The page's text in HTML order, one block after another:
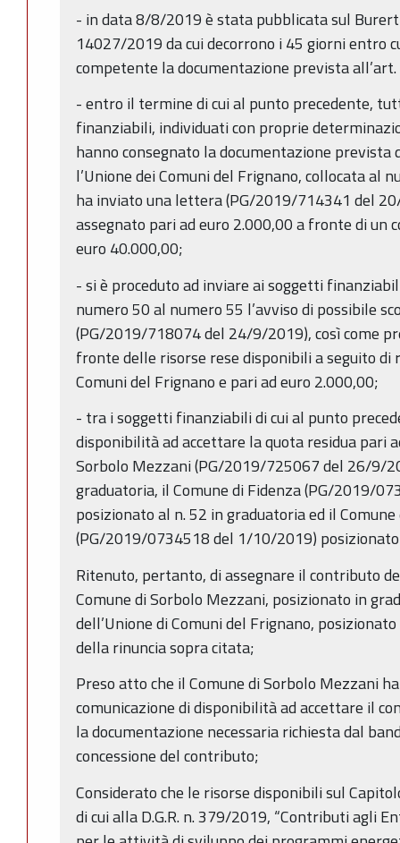
- in data 8/8/2019 è stata pubblicata sul
14027/2019 da cui decorrono i 45 giorni entro
competente la documentazione prevista
- entro il termine di cui al punto precedente,
finanziabili, individuati con proprie
hanno consegnato la documentazione prevista
l’Unione dei Comuni del Frignano, collocata al
ha inviato una lettera (PG/2019/714341 del
assegnato pari ad euro 2.000,00 a fronte di un
euro 40.000,00;
- si è proceduto ad inviare ai soggetti
numero 50 al numero 55 l’avviso di possibile
(PG/2019/718074 del 24/9/2019), così come
fronte delle risorse rese disponibili a seguito di
Comuni del Frignano e pari ad euro 2.000,00;
- tra i soggetti finanziabili di cui al punto
disponibilità ad accettare la quota residua pari
Sorbolo Mezzani (PG/2019/725067 del 26/9/
graduatoria, il Comune di Fidenza (PG/2019/
posizionato al n. 52 in graduatoria ed il Comune
(PG/2019/0734518 del 1/10/2019)
Ritenuto, pertanto, di assegnare il contributo
Comune di Sorbolo Mezzani, posizionato in
dell’Unione di Comuni del Frignano,
della rinuncia sopra citata;
Preso atto che il Comune di Sorbolo Mezzani
comunicazione di disponibilità ad accettare il
la documentazione necessaria richiesta dal
concessione del contributo;
Considerato che le risorse disponibili sul
di cui alla D.G.R. n. 379/2019, “Contributi agli